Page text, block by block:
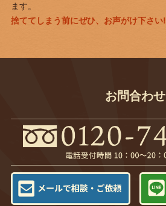
ます。
捨ててしまう前にぜひ、お声がけ下さい!
お問合わせ